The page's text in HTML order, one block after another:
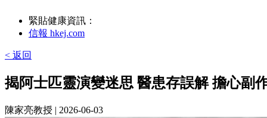
緊貼健康資訊：
信報 hkej.com
< 返回
揭阿士匹靈演變迷思 醫患存誤解 擔心副
陳家亮教授 | 2026-06-03